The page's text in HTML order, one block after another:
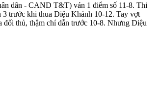
dân - CAND T&T) ván 1 điểm số 11-8. Thi
3 trước khi thua Diệu Khánh 10-12. Tay vợt
đối thủ, thậm chí dẫn trước 10-8. Nhưng Diệu